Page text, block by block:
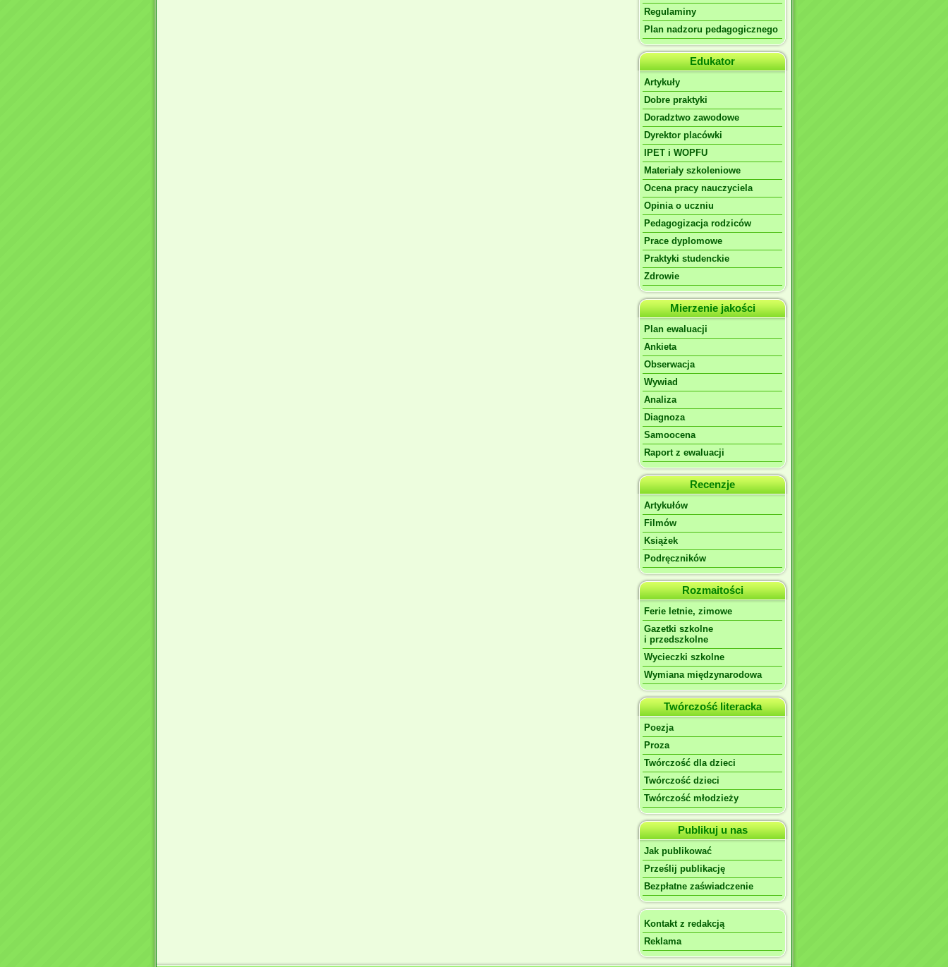
Regulaminy
Plan nadzoru pedagogicznego
Edukator
Artykuły
Dobre praktyki
Doradztwo zawodowe
Dyrektor placówki
IPET i WOPFU
Materiały szkoleniowe
Ocena pracy nauczyciela
Opinia o uczniu
Pedagogizacja rodziców
Prace dyplomowe
Praktyki studenckie
Zdrowie
Mierzenie jakości
Plan ewaluacji
Ankieta
Obserwacja
Wywiad
Analiza
Diagnoza
Samoocena
Raport z ewaluacji
Recenzje
Artykułów
Filmów
Książek
Podręczników
Rozmaitości
Ferie letnie, zimowe
Gazetki szkolne
i przedszkolne
Wycieczki szkolne
Wymiana międzynarodowa
Twórczość literacka
Poezja
Proza
Twórczość dla dzieci
Twórczość dzieci
Twórczość młodzieży
Publikuj u nas
Jak publikować
Prześlij publikację
Bezpłatne zaświadczenie
Kontakt z redakcją
Reklama